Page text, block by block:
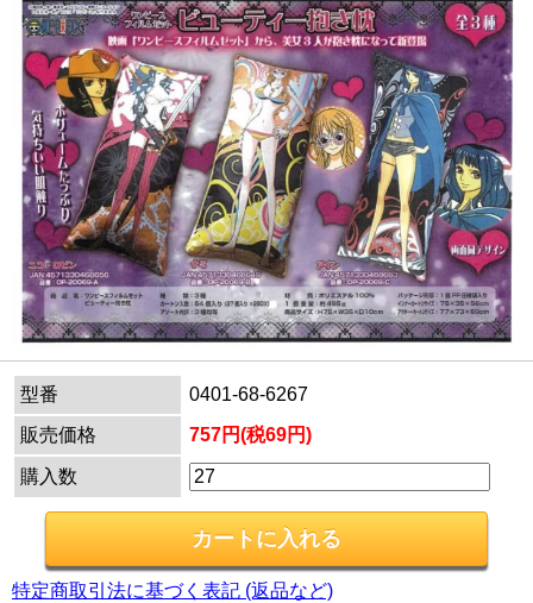
型番
0401-68-6267
販売価格
757円(税69円)
購入数
特定商取引法に基づく表記 (返品など)